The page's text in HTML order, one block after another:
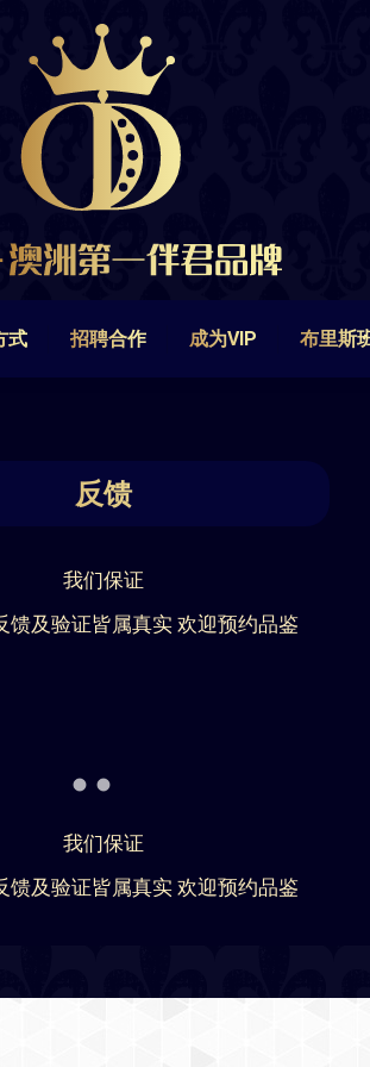
式 招聘合作 成为VIP 布里斯
反馈
我们保证
馈及验证皆属真实 欢迎预约品鉴
我们保证
馈及验证皆属真实 欢迎预约品鉴
招聘合作